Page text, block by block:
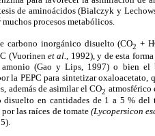
de aminoácidos (Bialczyk y
procesos metabólicos.
carbono inorgánico disuelto (CO2 +
(Vuorinenet al.,
1992), y de esta
(Gao y Lips, 1997) o bien el
la PEPC para sintetizar
además de asimilar el CO2 atmosférico
disuelto en cantidades de 1 a 5 %
las raíces de tomate(Lycopersicon